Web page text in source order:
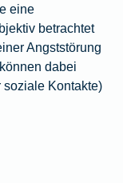
eine
betrachtet
Angststörung
dabei
Kontakte)